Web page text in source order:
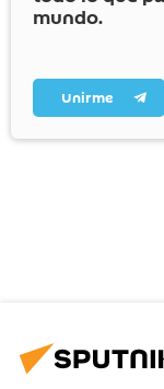
mundo.
Unirme